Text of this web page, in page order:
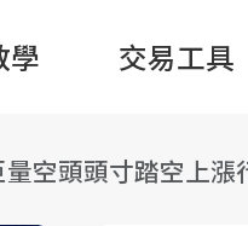
學 交易工具
空頭頭寸踏空上漲